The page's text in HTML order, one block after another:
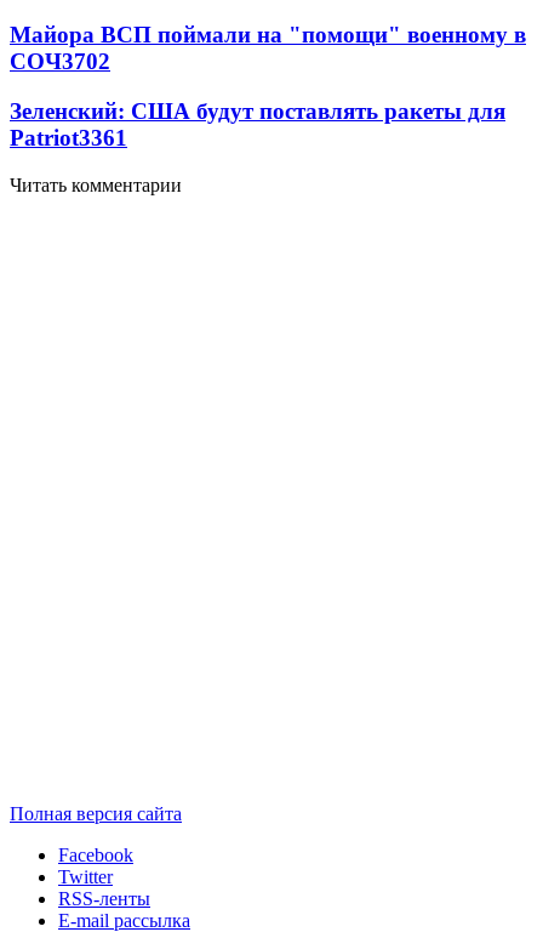
Майора ВСП поймали на "помощи" военному в
СОЧ3702
Зеленский: США будут поставлять ракеты для
Patriot3361
Читать комментарии
Полная версия сайта
Facebook
Twitter
RSS-ленты
E-mail рассылка